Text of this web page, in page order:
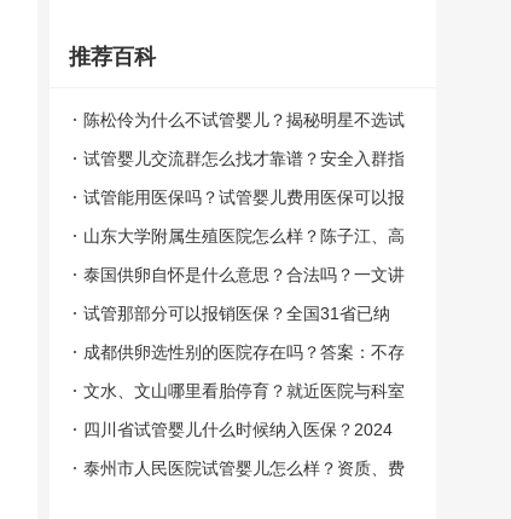
推荐百科
陈松伶为什么不试管婴儿？揭秘明星不选试
管的真实原因
试管婴儿交流群怎么找才靠谱？安全入群指
南与避坑要点
试管能用医保吗？试管婴儿费用医保可以报
销吗（2023-2024最新解读）
山东大学附属生殖医院怎么样？陈子江、高
芹、唐蓉医生怎么选（附地址挂号）
泰国供卵自怀是什么意思？合法吗？一文讲
清中泰法律与风险
试管那部分可以报销医保？全国31省已纳
入，单周期能报8000-15000元
成都供卵选性别的医院存在吗？答案：不存
在，这是法律红线
文水、文山哪里看胎停育？就近医院与科室
选择指南
四川省试管婴儿什么时候纳入医保？2024
年11月起职工报70%一文看懂
泰州市人民医院试管婴儿怎么样？资质、费